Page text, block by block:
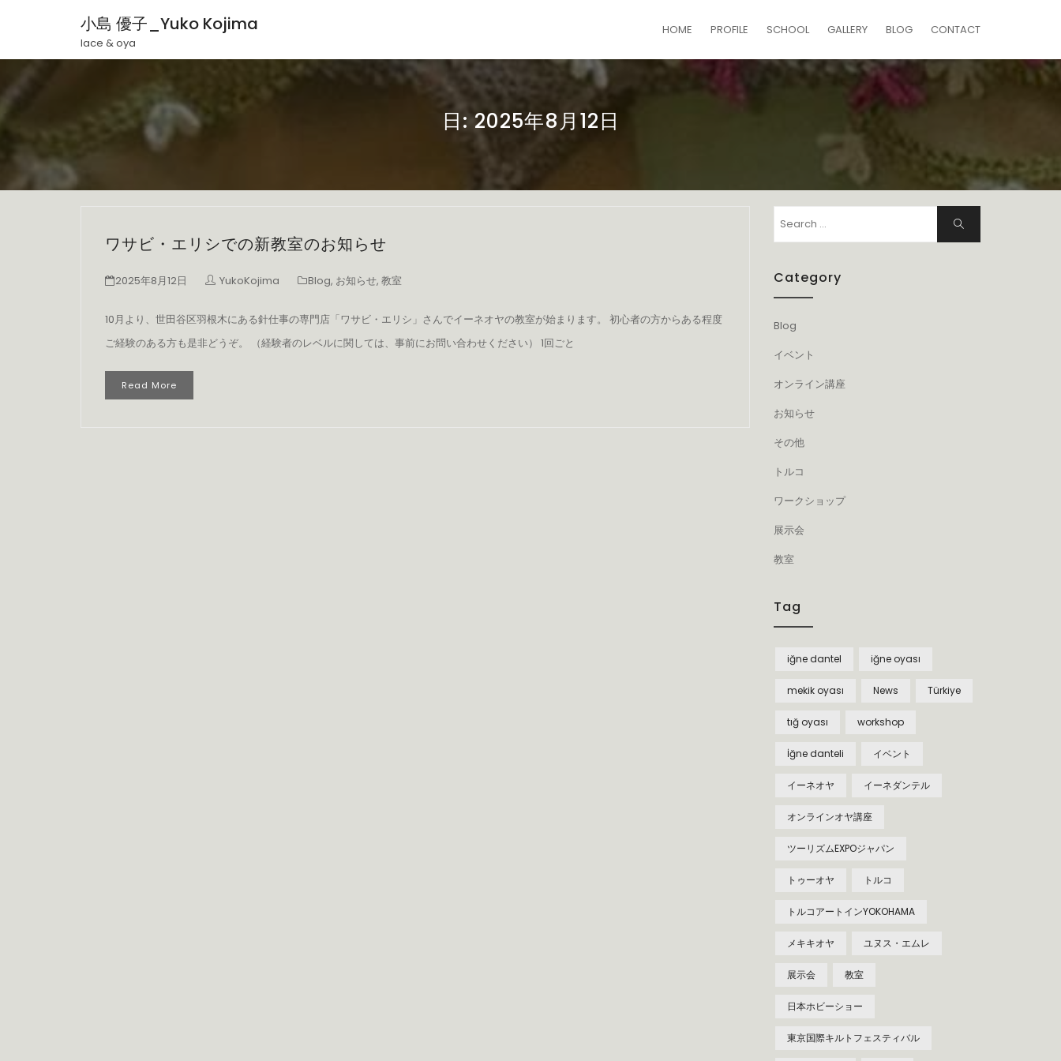
小島 優子_Yuko Kojima
lace & oya
HOME PROFILE SCHOOL GALLERY BLOG CONTACT
日:2025年8月12日
ワサビ・エリシでの新教室のお知らせ
2025年8月12日 YukoKojima Blog, お知らせ, 教室
10月より、世田谷区羽根木にある針仕事の専門店「ワサビ・エリシ」さんでイーネオヤの教室が始まります。 初心者の方からある程度
ご経験のある方も是非どうぞ。 （経験者のレベルに関しては、事前にお問い合わせください） 1回ごと
Read More
Search
for:
Search
Category
Blog
イベント
オンライン講座
お知らせ
その他
トルコ
ワークショップ
展示会
教室
Tag
iğne dantel iğne oyası
mekik oyası News Türkiye
tığ oyası workshop
İğne danteli イベント
イーネオヤ イーネダンテル
オンラインオヤ講座
ツーリズムEXPOジャパン
トゥーオヤ トルコ
トルコアートインYOKOHAMA
メキキオヤ ユヌス・エムレ
展示会 教室
日本ホビーショー
東京国際キルトフェスティバル